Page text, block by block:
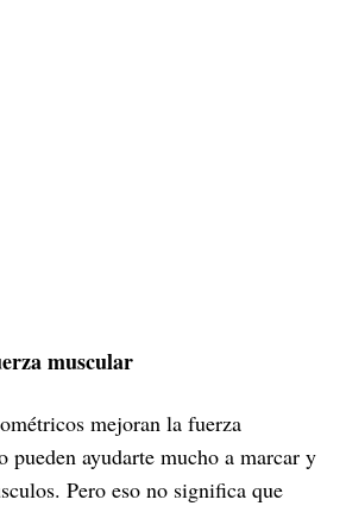
muscular
mejoran la fuerza
pueden ayudarte mucho a marcar y
Pero eso no significa que